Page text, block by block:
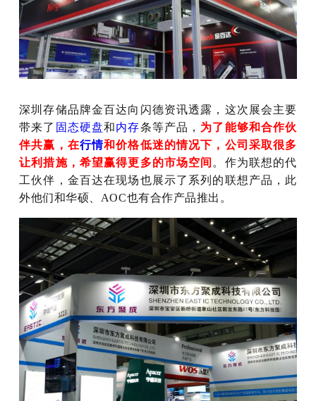
深圳存储品牌金百达向闪德资讯透露，这次展会主要
带来了 固态硬盘和内存条等产品， 为了能够和合作伙
伴共赢，在行情和价格低迷的情况下，公司采取很多
让利措施，希望赢得更多的市场空间 。作为联想的代
工伙伴，金百达在现场也展示了系列的联想产品，此
外他们和华硕、AOC也有合作产品推出。